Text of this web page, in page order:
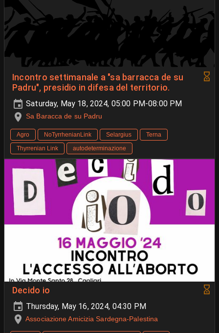
Incontro settimanale a "sa barracca de su
Padru", presidio in difesa del territorio.
Saturday, May 18, 2024, 05:00 PM-08:00 PM
Sa Baracca de su Padru
Agro NoTyrrhenianLink Selargius
Terna
Thyrrenian Link
autodeterminazione
Decido io
Thursday, May 16, 2024, 04:30 PM
Associazione Amicizia Sardegna-Palestina